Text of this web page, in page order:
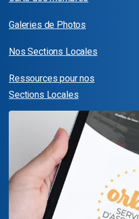
Galeries de Photos
Nos Sections Locales
Ressources pour nos
Sections Locales